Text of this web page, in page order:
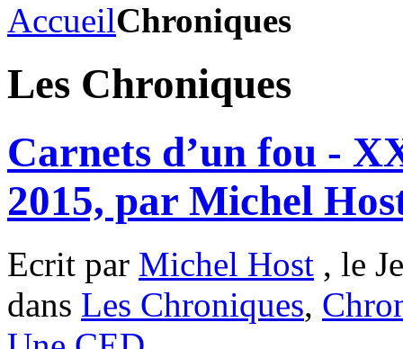
AccueilChroniques
Les Chroniques
Carnets d’un fou -
2015, par Michel
Ecrit par Michel Host , le
dans Les Chroniques,